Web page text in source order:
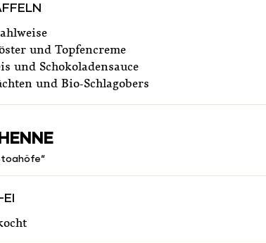
und Topfencreme
und Schokoladensauce
und Bio-Schlagobers